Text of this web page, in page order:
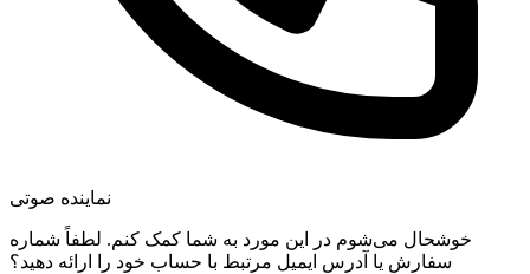
نماینده صوتی
خوشحال می‌شوم در این مورد به شما کمک کنم. لطفاً شماره
سفارش یا آدرس ایمیل مرتبط با حساب خود را ارائه دهید؟